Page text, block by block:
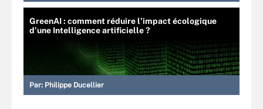
GreenAI : comment réduire l’impact écologique
d’une Intelligence artificielle ?
Par: Philippe Ducellier